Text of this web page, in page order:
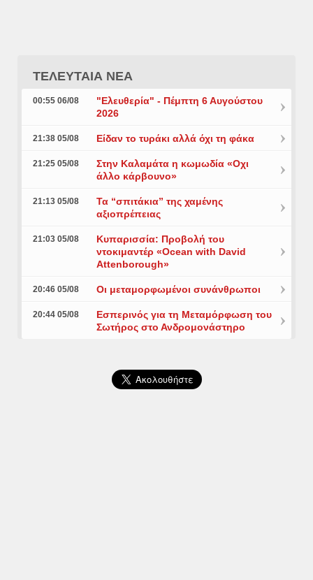
ΤΕΛΕΥΤΑΙΑ ΝΕΑ
00:55 06/08
"Ελευθερία" - Πέμπτη 6 Αυγούστου
2026
21:38 05/08 Είδαν το τυράκι αλλά όχι τη φάκα
21:25 05/08
Στην Καλαμάτα η κωμωδία «Οχι
άλλο κάρβουνο»
21:13 05/08
Τα “σπιτάκια” της χαμένης
αξιοπρέπειας
21:03 05/08
Κυπαρισσία: Προβολή του
ντοκιμαντέρ «Ocean with David
Attenborough»
20:46 05/08 Οι μεταμορφωμένοι συνάνθρωποι
20:44 05/08
Εσπερινός για τη Μεταμόρφωση του
Σωτήρος στο Ανδρομονάστηρο